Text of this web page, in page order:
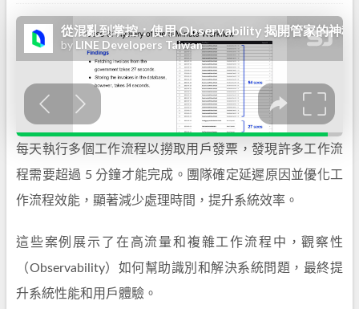
每天執行多個工作流程以撈取用戶發票，發現許多工作流
程需要超過 5 分鐘才能完成。團隊確定延遲原因並優化工
作流程效能，顯著減少處理時間，提升系統效率。
這些案例展示了在高流量和複雜工作流程中，觀察性
（Observability）如何幫助識別和解決系統問題，最終提
升系統性能和用戶體驗。